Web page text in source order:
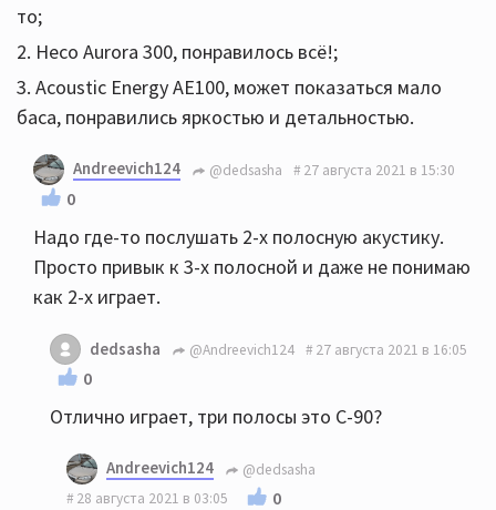
то;
2. Heco Aurora 300, понравилось всё!;
3. Acoustic Energy AE100, может показаться мало
баса, понравились яркостью и детальностью.
Andreevich124 @dedsasha 27 августа 2021 в 15:30
0
Надо где-то послушать 2-х полосную акустику.
Просто привык к 3-х полосной и даже не понимаю
как 2-х играет.
dedsasha @Andreevich124 27 августа 2021 в 16:05
0
Отлично играет, три полосы это С-90?
Andreevich124
@dedsasha
28 августа 2021 в 03:05
0